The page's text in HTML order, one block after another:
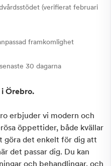
(verifierat februari
framkomlighet
30 dagarna
Örebro.
erbjuder vi modern och
öppettider, både kvällar
göra det enkelt för dig att
det passar dig. Du kan
och behandlingar, och